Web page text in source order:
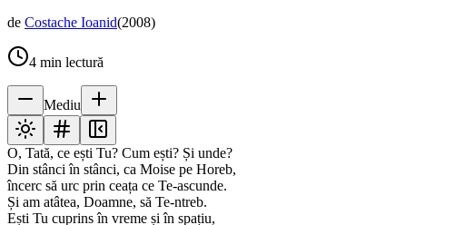
de Costache Ioanid(2008)
4 min lectură
Mediu
O, Tată, ce ești Tu? Cum ești? Și unde?
Din stânci în stânci, ca Moise pe Horeb,
încerc să urc prin ceața ce Te-ascunde.
Și am atâtea, Doamne, să Te-ntreb.
Ești Tu cuprins în vreme și în spațiu,